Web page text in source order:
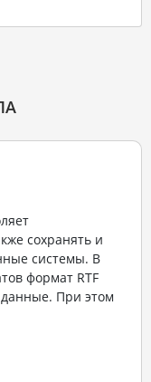
сохранять и
системы. В
формат RTF
данные. При этом